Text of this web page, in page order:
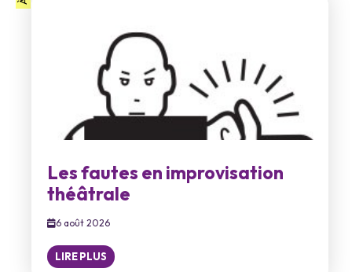
Les fautes en improvisation
théâtrale
6 août 2026
LIRE PLUS